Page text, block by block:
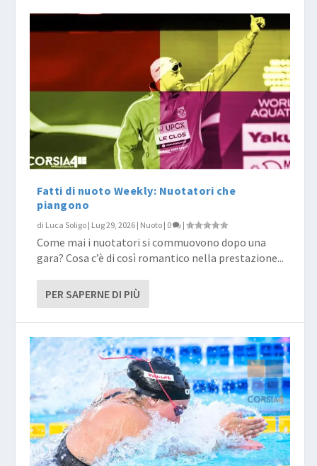
Fatti di nuoto Weekly: Nuotatori che
piangono
di Luca Soligo | Lug 29, 2026 | Nuoto | 0 |
Come mai i nuotatori si commuovono dopo una
gara? Cosa c’è di così romantico nella prestazione...
PER SAPERNE DI PIÙ